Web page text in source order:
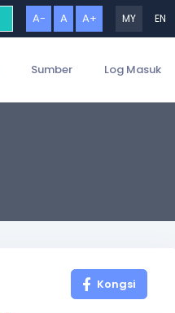
A- A A+ MY EN
Sumber Log Masuk
Kongsi